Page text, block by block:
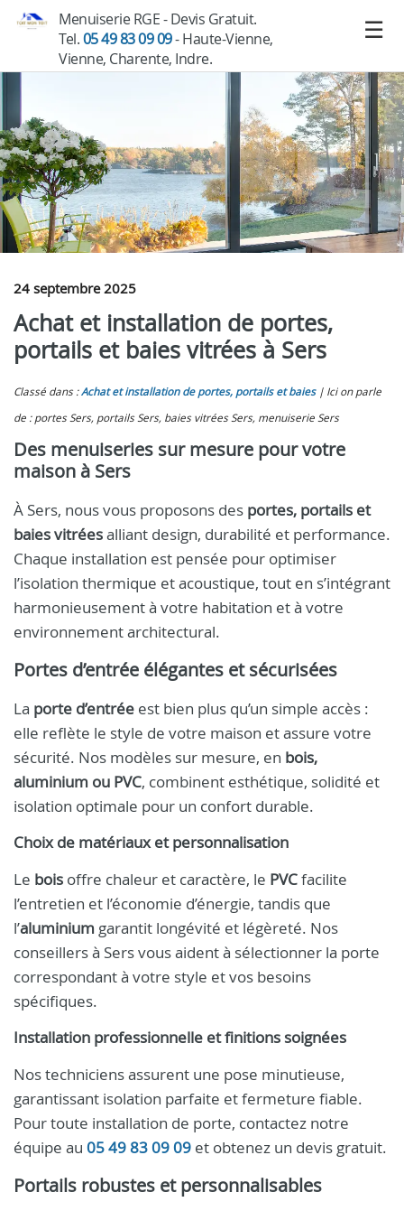
Menuiserie RGE - Devis Gratuit.
Tel.05 49 83 09 09- Haute-Vienne,
Vienne, Charente, Indre.
24 septembre 2025
Achat et installation de portes,
portails et baies vitrées à Sers
Classé dans :Achat et installation de portes, portails et baies
Ici on parle
de : portes Sers, portails Sers, baies vitrées Sers, menuiserie Sers
Des menuiseries sur mesure pour votre
maison à Sers
À Sers, nous vous proposons des portes, portails et
baies vitréesalliant design, durabilité et performance.
Chaque installation est pensée pour optimiser
l’isolation thermique et acoustique, tout en s’intégrant
harmonieusement à votre habitation et à votre
environnement architectural.
Portes d’entrée élégantes et sécurisées
La porte d’entrée est bien plus qu’un simple accès :
elle reflète le style de votre maison et assure votre
sécurité. Nos modèles sur mesure, en bois,
aluminium ou PVC, combinent esthétique, solidité et
isolation optimale pour un confort durable.
Choix de matériaux et personnalisation
Le bois offre chaleur et caractère, le PVCfacilite
l’entretien et l’économie d’énergie, tandis que
l’aluminium garantit longévité et légèreté. Nos
conseillers à Sers vous aident à sélectionner la porte
correspondant à votre style et vos besoins
spécifiques.
Installation professionnelle et finitions soignées
Nos techniciens assurent une pose minutieuse,
garantissant isolation parfaite et fermeture fiable.
Pour toute installation de porte, contactez notre
équipe au 05 49 83 09 09 et obtenez un devis gratuit.
Portails robustes et personnalisables